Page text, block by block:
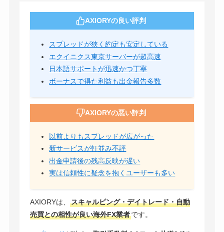
AXIORYの良い評判
スプレッドが狭く約定も安定している
エクイニクス東京サーバーが超高速
日本語サポートが迅速かつ丁寧
ボーナスで得た利益も出金報告多数
AXIORYの悪い評判
以前よりもスプレッドが広がった
新サービスが軒並み不評
出金申請後の残高反映が遅い
実は信頼性に疑念を抱くユーザーも多い
AXIORYは、
スキャルピング・デイトレード・自動
売買との相性が良い海外FX業者です。